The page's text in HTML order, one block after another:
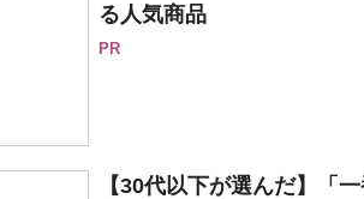
る人気商品
PR
【30代以下が選んだ】「